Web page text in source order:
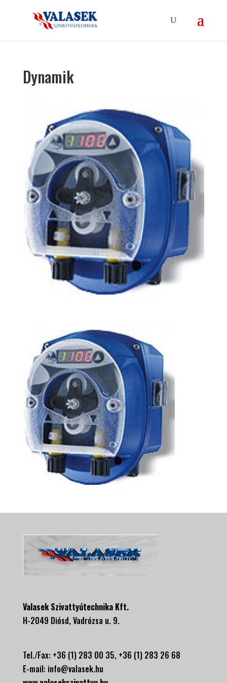
Dynamik
Valasek Szivattyútechnika Kft.
H-2049 Diósd, Vadrózsa u. 9.
Tel./Fax: +36 (1) 283 00 35, +36 (1) 283 26 68
E-mail: info@valasek.hu